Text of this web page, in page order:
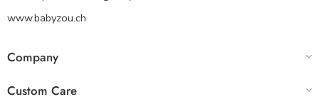
www.babyzou.ch
Company
Custom Care